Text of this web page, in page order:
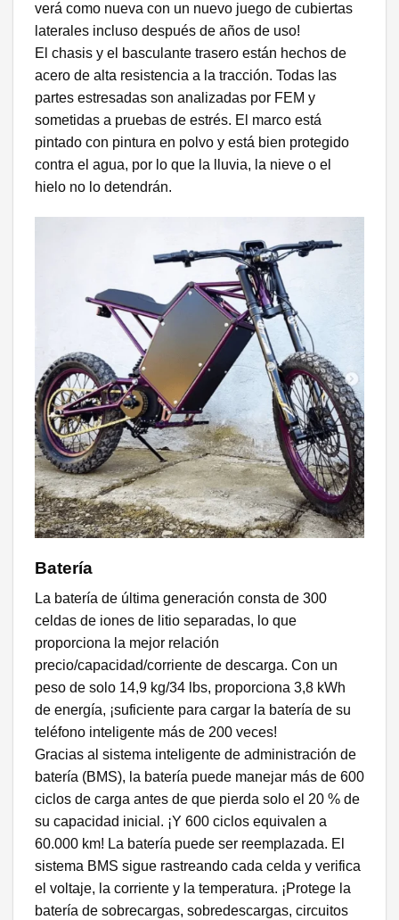
verá como nueva con un nuevo juego de cubiertas
laterales incluso después de años de uso!
El chasis y el basculante trasero están hechos de
acero de alta resistencia a la tracción. Todas las
partes estresadas son analizadas por FEM y
sometidas a pruebas de estrés. El marco está
pintado con pintura en polvo y está bien protegido
contra el agua, por lo que la lluvia, la nieve o el
hielo no lo detendrán.
Batería
La batería de última generación consta de 300
celdas de iones de litio separadas, lo que
proporciona la mejor relación
precio/capacidad/corriente de descarga. Con un
peso de solo 14,9 kg/34 lbs, proporciona 3,8 kWh
de energía, ¡suficiente para cargar la batería de su
teléfono inteligente más de 200 veces!
Gracias al sistema inteligente de administración de
batería (BMS), la batería puede manejar más de 600
ciclos de carga antes de que pierda solo el 20 % de
su capacidad inicial. ¡Y 600 ciclos equivalen a
60.000 km! La batería puede ser reemplazada. El
sistema BMS sigue rastreando cada celda y verifica
el voltaje, la corriente y la temperatura. ¡Protege la
batería de sobrecargas, sobredescargas, circuitos